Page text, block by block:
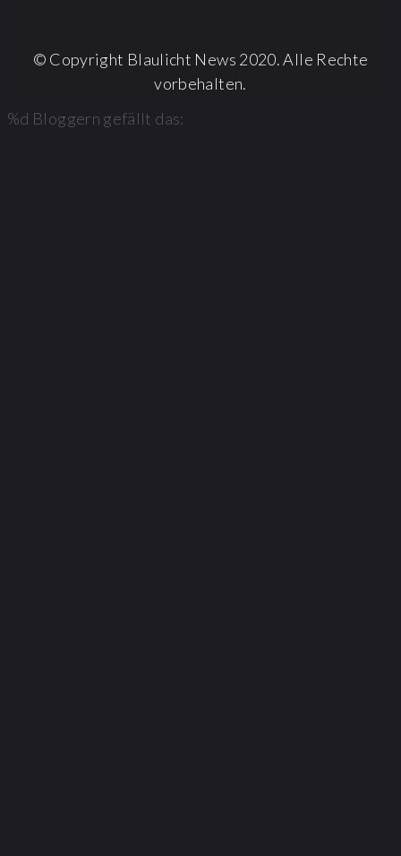
© Copyright Blaulicht News 2020. Alle Rechte
vorbehalten.
%d Bloggern gefällt das: